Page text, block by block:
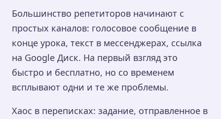
Большинство репетиторов начинают с
простых каналов: голосовое сообщение в
конце урока, текст в мессенджерах, ссылка
на Google Диск. На первый взгляд это
быстро и бесплатно, но со временем
всплывают одни и те же проблемы.
Хаос в переписках: задание, отправленное в